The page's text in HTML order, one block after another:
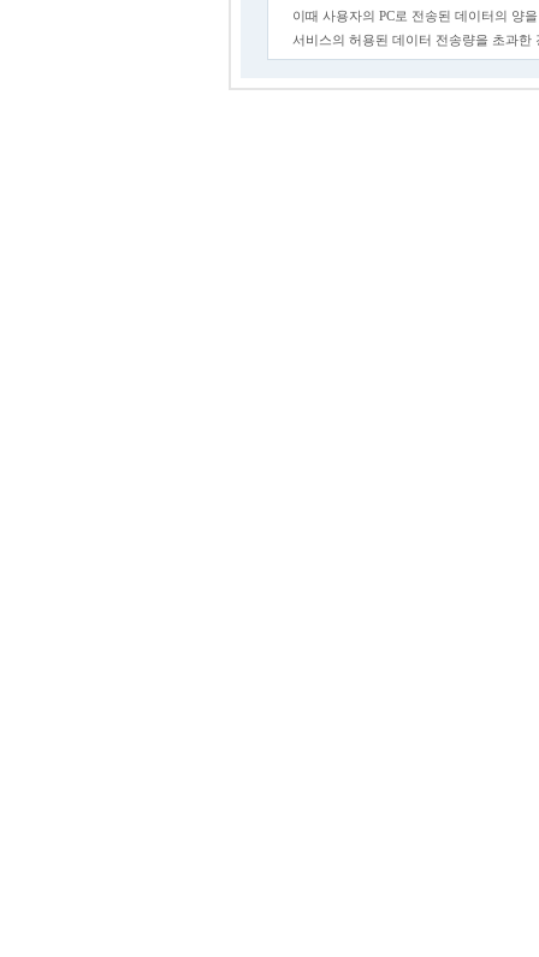
이때 사용자의 PC로 전송된 데이터의 양
서비스의 허용된 데이터 전송량을 초과